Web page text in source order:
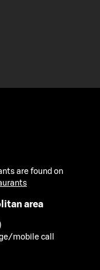
are found on
area
mobile call